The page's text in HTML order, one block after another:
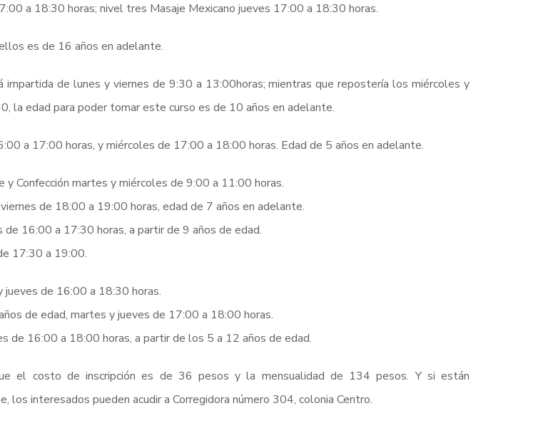
a 18:30 horas; nivel tres Masaje Mexicano jueves 17:00 a 18:30 horas.
es de 16 años en adelante.
impartida de lunes y viernes de 9:30 a 13:00horas; mientras que repostería los miércoles y
la edad para poder tomar este curso es de 10 años en adelante.
a 17:00 horas, y miércoles de 17:00 a 18:00 horas. Edad de 5 años en adelante.
y Confección martes y miércoles de 9:00 a 11:00 horas.
de 18:00 a 19:00 horas, edad de 7 años en adelante.
de 16:00 a 17:30 horas, a partir de 9 años de edad.
17:30 a 19:00.
de 16:00 a 18:30 horas.
de edad, martes y jueves de 17:00 a 18:00 horas.
de 16:00 a 18:00 horas, a partir de los 5 a 12 años de edad.
el costo de inscripción es de 36 pesos y la mensualidad de 134 pesos. Y si están
los interesados pueden acudir a Corregidora número 304, colonia Centro.